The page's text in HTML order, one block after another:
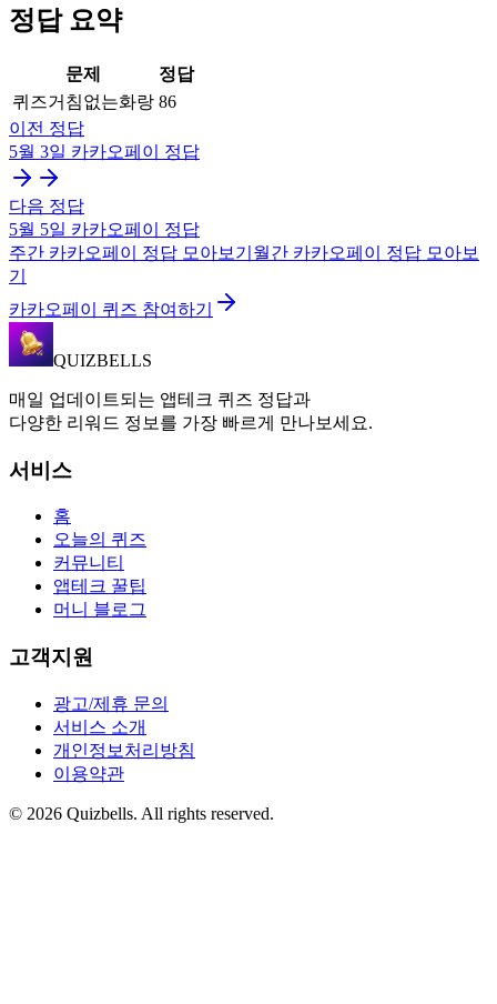
정답 요약
문제
정답
퀴즈거침없는화랑 86
이전 정답
5월 3일 카카오페이 정답
다음 정답
5월 5일 카카오페이
정답
주간 카카오페이 정답 모아보기 월간 카카오페이
정답 모아보
기
카카오페이 퀴즈 참여하기
QUIZBELLS
매일 업데이트되는 앱테크 퀴즈 정답과
다양한 리워드 정보를 가장 빠르게 만나보세요.
서비스
홈
오늘의 퀴즈
커뮤니티
앱테크 꿀팁
머니 블로그
고객지원
광고/제휴 문의
서비스 소개
개인정보처리방침
이용약관
© 2026 Quizbells. All rights reserved.